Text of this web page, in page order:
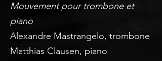
Mouvement pour trombone et
piano
Alexandre Mastrangelo, trombone
Matthias Clausen, piano